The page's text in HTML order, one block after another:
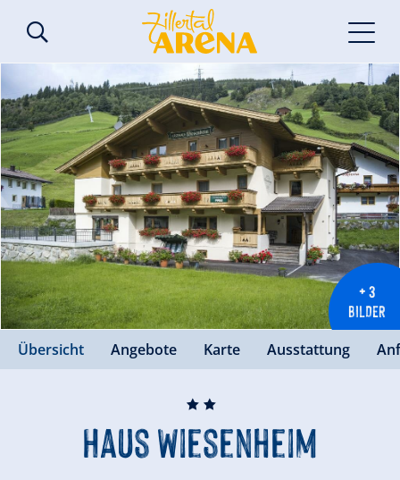
+ 3
BILDER
Übersicht Angebote Karte Ausstattung
🞙 🞙
Haus Wiesenheim